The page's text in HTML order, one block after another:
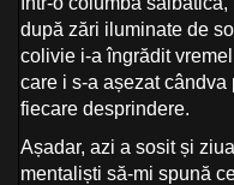
după zări iluminate de
colivie i-a îngrădit
care i s-a așezat
fiecare desprindere.
Așadar, azi a sosit și
mentaliști să-mi spună